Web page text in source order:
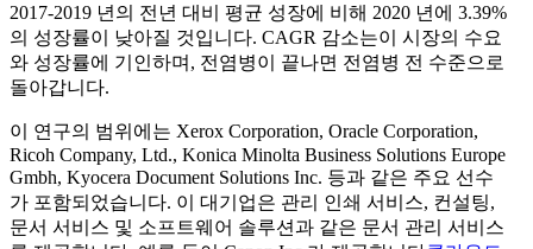
2017-2019 년의 전년 대비 평균 성장에 비해 2020 년에 3.39%
의 성장률이 낮아질 것입니다. CAGR 감소는이 시장의 수요
와 성장률에 기인하며, 전염병이 끝나면 전염병 전 수준으로
돌아갑니다.
이 연구의 범위에는 Xerox Corporation, Oracle Corporation,
Ricoh Company, Ltd., Konica Minolta Business Solutions Europe
Gmbh, Kyocera Document Solutions Inc. 등과 같은 주요 선수
가 포함되었습니다. 이 대기업은 관리 인쇄 서비스, 컨설팅,
문서 서비스 및 소프트웨어 솔루션과 같은 문서 관리 서비스